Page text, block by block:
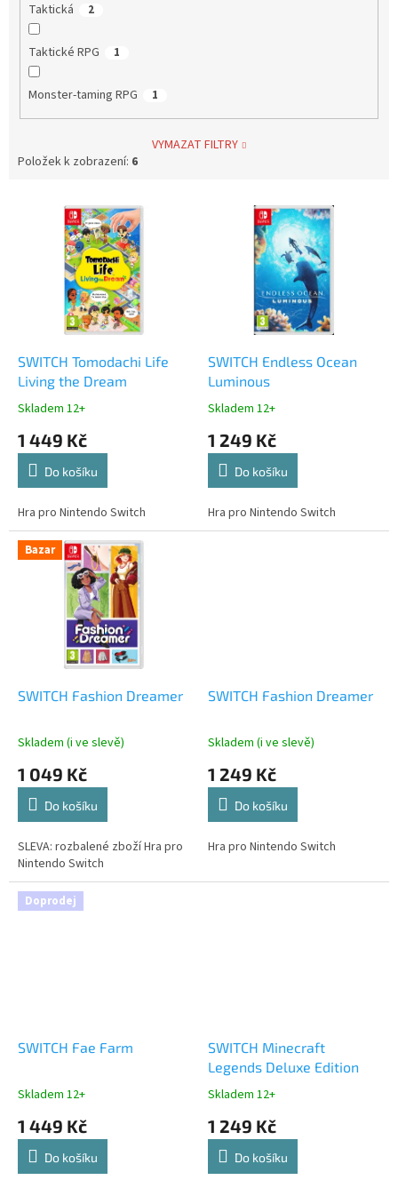
Taktická 2
Taktické RPG 1
Monster-taming RPG 1
VYMAZAT FILTRY
Položek k zobrazení: 6
SWITCH Tomodachi Life
Living the Dream
Skladem 12+
1 449 Kč
Do košíku
Hra pro Nintendo Switch
SWITCH Endless Ocean
Luminous
Skladem 12+
1 249 Kč
Do košíku
Hra pro Nintendo Switch
Bazar
SWITCH Fashion Dreamer
Skladem (i ve slevě)
1 049 Kč
Do košíku
SLEVA: rozbalené zboží Hra pro
Nintendo Switch
SWITCH Fashion Dreamer
Skladem (i ve slevě)
1 249 Kč
Do košíku
Hra pro Nintendo Switch
Doprodej
SWITCH Fae Farm
Skladem 12+
1 449 Kč
Do košíku
SWITCH Minecraft
Legends Deluxe Edition
Skladem 12+
1 249 Kč
Do košíku